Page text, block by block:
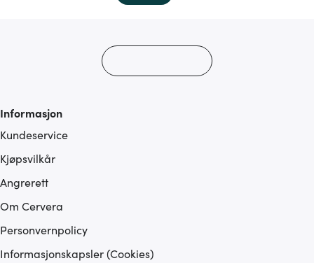
Informasjon
Kundeservice
Kjøpsvilkår
Angrerett
Om Cervera
Personvernpolicy
Informasjonskapsler (Cookies)